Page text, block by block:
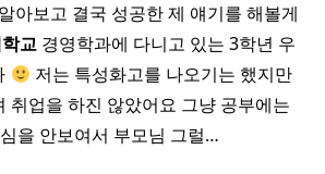
아보고 결국 성공한 제 얘기를 해볼게
교경영학과에 다니고 있는 3학년 우
저는 특성화고를 나오기는 했지만
취업을 하진 않았어요 그냥 공부에는
을 안보여서 부모님 그럴…